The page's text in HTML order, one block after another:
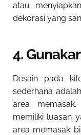
atau
dekorasi yang
4.
Desain pada
sederhana
area
memiliki luasan
area memasak